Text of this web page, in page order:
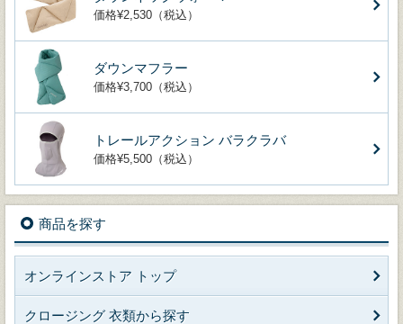
価格¥2,530（税込）
ダウンマフラー
価格¥3,700（税込）
トレールアクション バラクラバ
価格¥5,500（税込）
商品を探す
オンラインストア トップ
クロージング 衣類から探す